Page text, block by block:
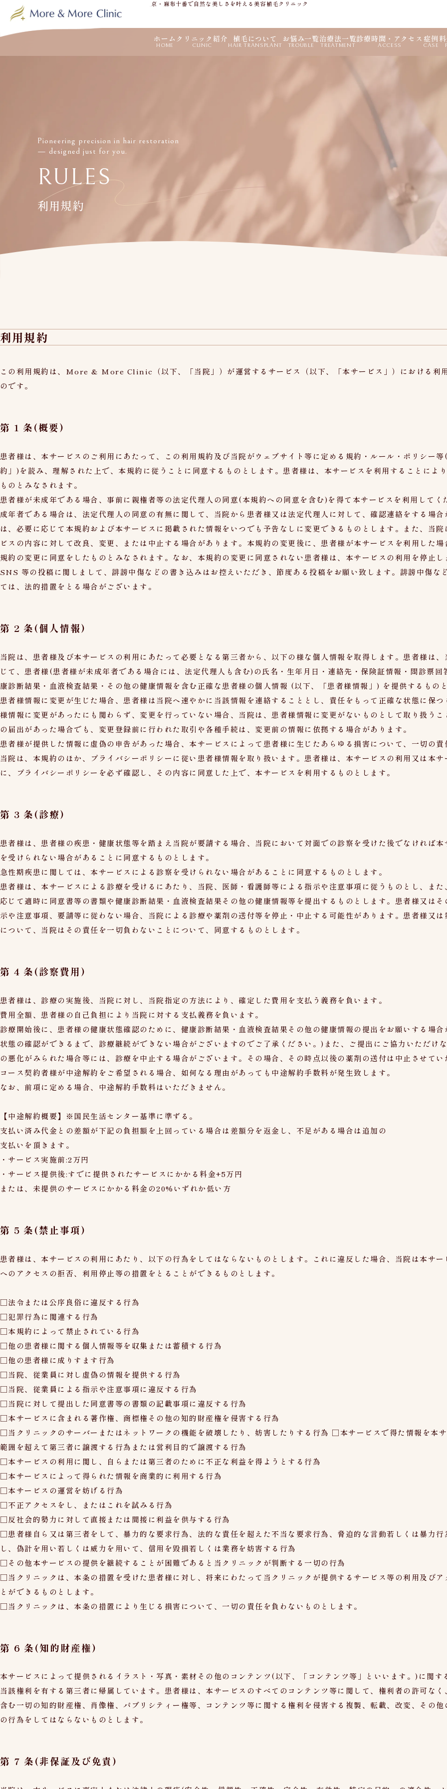
東京・麻布十番で自然な美しさを叶える美容植毛クリニック
HOME
ホーム
CLINIC
クリニック紹介
HAIR TRANSPLANT
植毛について
TROUBLE
お悩み一覧
TREATMENT
治療法一覧
ACCESS
診療時間・アクセス
CASE
症例
Pioneering precision in hair restoration
— designed just for you.
RULES
利用規約
利用規約
この利用規約は、More & More Clinic（以下、「当院」）が運営するサービス（以下、「本サービス」）における利
のです。
第 1 条(概要)
患者様は、本サービスのご利用にあたって、この利用規約及び当院がウェブサイト等に定める規約・ルール・ポリシー
約」)を読み、理解された上で、本規約に従うことに同意するものとします。患者様は、本サービスを利用することによ
ものとみなされます。
患者様が未成年である場合、事前に親権者等の法定代理人の同意(本規約への同意を含む)を得て本サービスを利用してく
成年者である場合は、法定代理人の同意の有無に関して、当院から患者様又は法定代理人に対して、確認連絡をする場合
は、必要に応じて本規約および本サービスに掲載された情報をいつでも予告なしに変更できるものとします。また、当院
ビスの内容に対して改良、変更、または中止する場合があります。本規約の変更後に、患者様が本サービスを利用した
規約の変更に同意をしたものとみなされます。なお、本規約の変更に同意されない患者様は、本サービスの利用を停止し
SNS 等の投稿に関しまして、誹謗中傷などの書き込みはお控えいただき、節度ある投稿をお願い致します。誹謗中傷な
ては、法的措置をとる場合がございます。
第 2 条(個人情報)
当院は、患者様及び本サービスの利用にあたって必要となる第三者から、以下の様な個人情報を取得します。患者様は
じて、患者様(患者様が未成年者である場合には、法定代理人も含む)の氏名・生年月日・連絡先・保険証情報・問診票回
康診断結果・血液検査結果・その他の健康情報を含む正確な患者様の個人情報 (以下、「患者様情報」) を提供するものと
患者様情報に変更が生じた場合、患者様は当院へ速やかに当該情報を連絡することとし、責任をもって正確な状態に保
様情報に変更があったにも関わらず、変更を行っていない場合、当院は、患者様情報に変更がないものとして取り扱うこ
の届出があった場合でも、変更登録前に行われた取引や各種手続は、変更前の情報に依拠する場合があります。
患者様が提供した情報に虚偽の申告があった場合、本サービスによって患者様に生じたあらゆる損害について、一切の責
当院は、本規約のほか、プライバシーポリシーに従い患者様情報を取り扱います。患者様は、本サービスの利用又は本サ
に、プライバシーポリシーを必ず確認し、その内容に同意した上で、本サービスを利用するものとします。
第 3 条(診療)
患者様は、患者様の疾患・健康状態等を踏まえ当院が要請する場合、当院において対面での診察を受けた後でなければ
を受けられない場合があることに同意するものとします。
急性期疾患に関しては、本サービスによる診察を受けられない場合があることに同意するものとします。
患者様は、本サービスによる診療を受けるにあたり、当院、医師・看護師等による指示や注意事項に従うものとし、また
応じて適時に同意書等の書類や健康診断結果・血液検査結果その他の健康情報等を提出するものとします。患者様又はそ
示や注意事項、要請等に従わない場合、当院による診療や薬剤の送付等を停止・中止する可能性があります。患者様又は
について、当院はその責任を一切負わないことについて、同意するものとします。
第 4 条(診察費用)
患者様は、診療の実施後、当院に対し、当院指定の方法により、確定した費用を支払う義務を負います。
費用全額、患者様の自己負担により当院に対する支払義務を負います。
診療開始後に、患者様の健康状態確認のために、健康診断結果・血液検査結果その他の健康情報の提出をお願いする場
状態の確認ができるまで、診療継続ができない場合がございますのでご了承ください。)また、ご提出にご協力いただけ
の悪化がみられた場合等には、診療を中止する場合がございます。その場合、その時点以後の薬剤の送付は中止させてい
コース契約者様が中途解約をご希望される場合、如何なる理由があっても中途解約手数料が発生致します。
なお、前項に定める場合、中途解約手数料はいただきません。
【中途解約概要】※国民生活センター基準に準ずる。
支払い済み代金との差額が下記の負担額を上回っている場合は差額分を返金し、不足がある場合は追加の
支払いを頂きます。
・サービス実施前:2万円
・サービス提供後:すでに提供されたサービスにかかる料金+5万円
または、未提供のサービスにかかる料金の20%いずれか低い方
第 5 条(禁止事項)
患者様は、本サービスの利用にあたり、以下の行為をしてはならないものとします。これに違反した場合、当院は本サ
へのアクセスの拒否、利用停止等の措置をとることができるものとします。
□法令または公序良俗に違反する行為
□犯罪行為に関連する行為
□本規約によって禁止されている行為
□他の患者様に関する個人情報等を収集または蓄積する行為
□他の患者様に成りすます行為
□当院、従業員に対し虚偽の情報を提供する行為
□当院、従業員による指示や注意事項に違反する行為
□当院に対して提出した同意書等の書類の記載事項に違反する行為
□本サービスに含まれる著作権、商標権その他の知的財産権を侵害する行為
□当クリニックのサーバーまたはネットワークの機能を破壊したり、妨害したりする行為 □本サービスで得た情報を本
範囲を超えて第三者に譲渡する行為または営利目的で譲渡する行為
□本サービスの利用に関し、自らまたは第三者のために不正な利益を得ようとする行為
□本サービスによって得られた情報を商業的に利用する行為
□本サービスの運営を妨げる行為
□不正アクセスをし、またはこれを試みる行為
□反社会的勢力に対して直接または間接に利益を供与する行為
□患者様自ら又は第三者をして、暴力的な要求行為、法的な責任を超えた不当な要求行為、脅迫的な言動若しくは暴力行
し、偽計を用い若しくは威力を用いて、信用を毀損若しくは業務を妨害する行為
□その他本サービスの提供を継続することが困難であると当クリニックが判断する一切の行為
□当クリニックは、本条の措置を受けた患者様に対し、将来にわたって当クリニックが提供するサービス等の利用及びア
とができるものとします。
□当クリニックは、本条の措置により生じる損害について、一切の責任を負わないものとします。
第 6 条(知的財産権)
本サービスによって提供されるイラスト・写真・素材その他のコンテンツ(以下、「コンテンツ等」といいます。)に関す
当該権利を有する第三者に帰属しています。患者様は、本サービスのすべてのコンテンツ等に関して、権利者の許可なく
含む一切の知的財産権、肖像権、パブリシティー権等、コンテンツ等に関する権利を侵害する複製、転載、改変、その
の行為をしてはならないものとします。
第 7 条(非保証及び免責)